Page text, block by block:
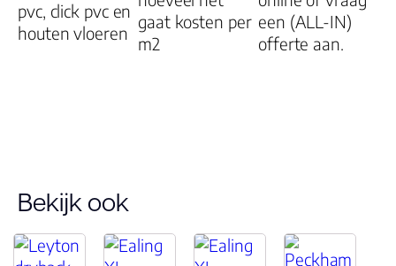
Woongebruik
(jaren)
20 Jaar
pvc, click pvc en
houten vloeren
gaat kosten per
m2
een (ALL-IN)
offerte aan.
Bekijk ook